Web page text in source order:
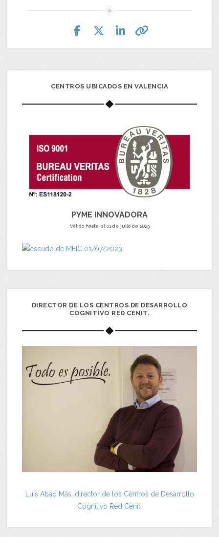
CENTROS UBICADOS EN VALENCIA
PYME INNOVADORA
Válido hasta el 01 de julio de 2023
DIRECTOR DE LOS CENTROS DE DESARROLLO
COGNITIVO RED CENIT.
Luis Abad Más, director de los Centros de Desarrollo
Cognitivo Red Cenit.